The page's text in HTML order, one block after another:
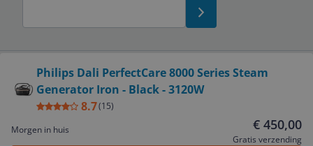
Philips Dali PerfectCare 8000 Series Steam
Generator Iron - Black - 3120W
8.7(15)
Morgen in huis
€ 450,00
Gratis verzending
Service
Algemeen